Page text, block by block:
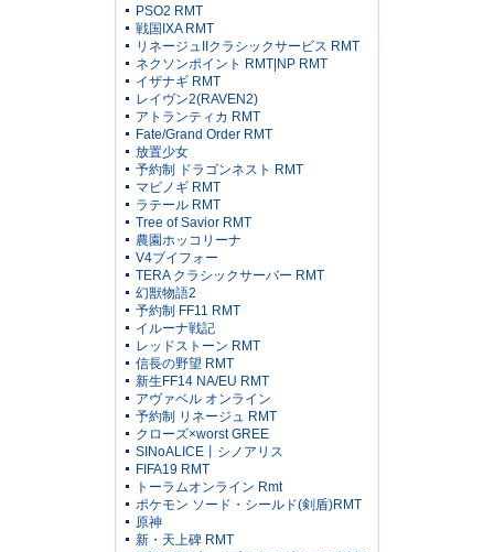
PSO2 RMT
戦国IXA RMT
リネージュIIクラシックサービス RMT
ネクソンポイント RMT|NP RMT
イザナギ RMT
レイヴン2(RAVEN2)
アトランティカ RMT
Fate/Grand Order RMT
放置少女
予約制 ドラゴンネスト RMT
マビノギ RMT
ラテール RMT
Tree of Savior RMT
農園ホッコリーナ
V4ブイフォー
TERA クラシックサーバー RMT
幻獣物語2
予約制 FF11 RMT
イルーナ戦記
レッドストーン RMT
信長の野望 RMT
新生FF14 NA/EU RMT
アヴァベル オンライン
予約制 リネージュ RMT
クローズ×worst GREE
SINoALICE丨シノアリス
FIFA19 RMT
トーラムオンライン Rmt
ポケモン ソード・シールド(剣盾)RMT
原神
新・天上碑 RMT